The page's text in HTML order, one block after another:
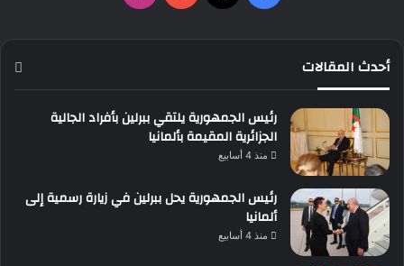
أحدث المقالات
رئيس الجمهورية يلتقي ببرلين بأفراد الجالية
الجزائرية المقيمة بألمانيا
منذ 4 أسابيع
رئيس الجمهورية يحل ببرلين في زيارة رسمية إلى
ألمانيا
منذ 4 أسابيع